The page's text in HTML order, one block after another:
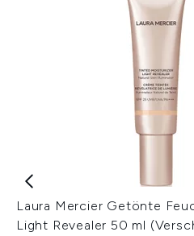
Laura Mercier Getönte
Light Revealer 50 ml